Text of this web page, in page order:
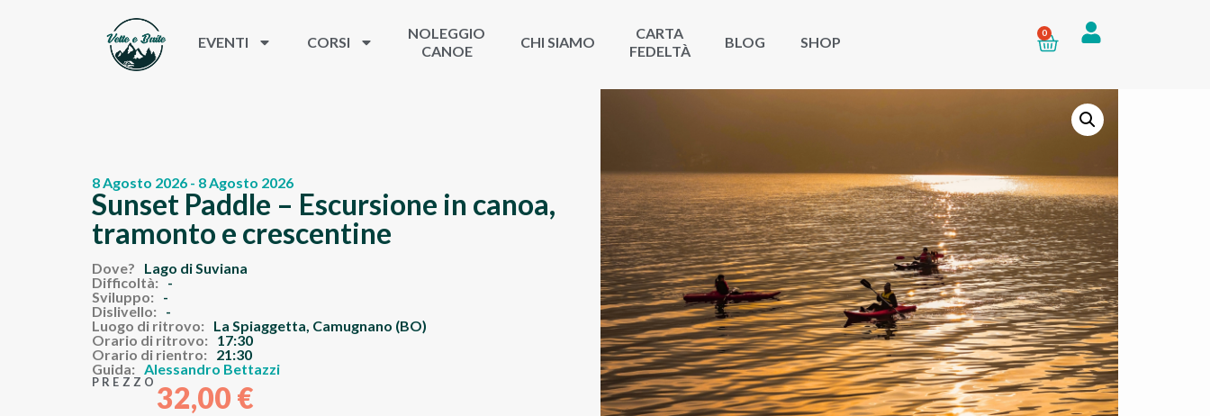
EVENTI CORSI
NOLEGGIO
CANOE
CHI SIAMO
CARTA
FEDELTÀ
BLOG SHOP
0
8 Agosto 2026 - 8 Agosto 2026
Sunset Paddle – Escursione in canoa,
tramonto e crescentine
Dove?
Lago di Suviana
Difficoltà: -
Sviluppo: -
Dislivello: -
Luogo di ritrovo: La Spiaggetta, Camugnano (BO)
Orario di ritrovo: 17:30
Orario di rientro: 21:30
Guida: Alessandro Bettazzi
PREZZO 32,00 €